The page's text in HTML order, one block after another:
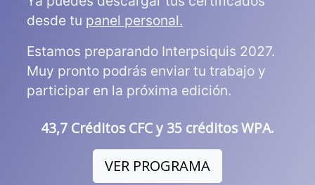
desde tu panel personal.
Estamos preparando Interpsiquis 2027.
Muy pronto podrás enviar tu trabajo y
participar en la próxima edición.
43,7 Créditos CFC y 35 créditos WPA.
VER PROGRAMA